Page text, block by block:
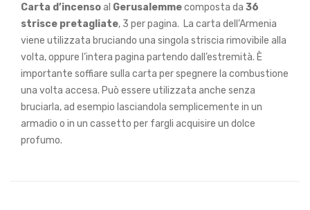
Carta d’incensoal Gerusalemmecomposta da 36
strisce pretagliate, 3 per pagina. La carta dell’Armenia
viene utilizzata bruciando una singola striscia rimovibile alla
volta, oppure l’intera pagina partendo dall’estremità. È
importante soffiare sulla carta per spegnere la combustione
una volta accesa. Può essere utilizzata anche senza
bruciarla, ad esempio lasciandola semplicemente in un
armadio o in un cassetto per fargli acquisire un dolce
profumo.